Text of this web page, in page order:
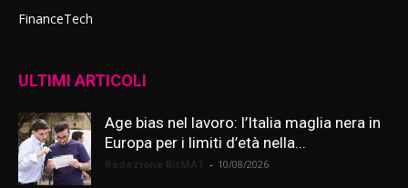
FinanceTech
ULTIMI ARTICOLI
Age bias nel lavoro: l’Italia maglia nera in
Europa per i limiti d’età nella...
- 10/08/2026